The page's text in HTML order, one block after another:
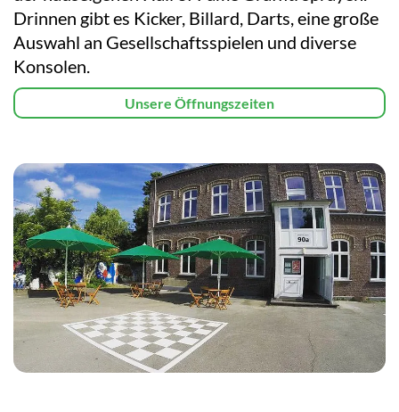
Drinnen gibt es Kicker, Billard, Darts, eine große
Auswahl an Gesellschaftsspielen und diverse
Konsolen.
Unsere Öffnungszeiten